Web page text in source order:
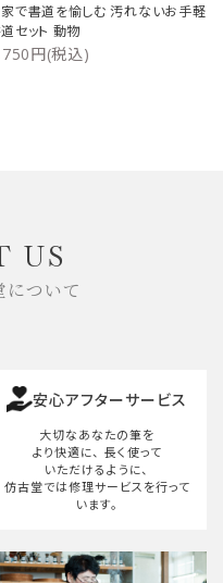
で書道を愉しむ 汚れないお手軽
セット 動物
円(税込)
検索する
US
について
安心アフターサービス
大切なあなたの筆を
より快適に、 長く使って
いただけるように、
仿古堂では修理サービスを行って
います。